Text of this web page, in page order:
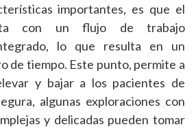
importantes, es que el
con un flujo de trabajo
lo que resulta en un
de tiempo. Este punto, permite a
y bajar a los pacientes de
algunas exploraciones con
y delicadas pueden tomar